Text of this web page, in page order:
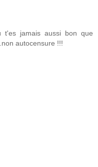
jamais aussi bon que
autocensure !!!